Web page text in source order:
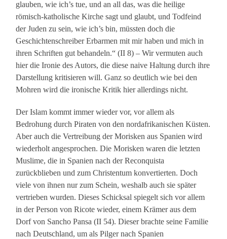
glauben, wie ich’s tue, und an all das, was die heilige
römisch-katholische Kirche sagt und glaubt, und Todfeind
der Juden zu sein, wie ich’s bin, müssten doch die
Geschichtenschreiber Erbarmen mit mir haben und mich in
ihren Schriften gut behandeln.“ (II 8) – Wir vermuten auch
hier die Ironie des Autors, die diese naive Haltung durch ihre
Darstellung kritisieren will. Ganz so deutlich wie bei den
Mohren wird die ironische Kritik hier allerdings nicht.
Der Islam kommt immer wieder vor, vor allem als
Bedrohung durch Piraten von den nordafrikanischen Küsten.
Aber auch die Vertreibung der Morisken aus Spanien wird
wiederholt angesprochen. Die Morisken waren die letzten
Muslime, die in Spanien nach der Reconquista
zurückblieben und zum Christentum konvertierten. Doch
viele von ihnen nur zum Schein, weshalb auch sie später
vertrieben wurden. Dieses Schicksal spiegelt sich vor allem
in der Person von Ricote wieder, einem Krämer aus dem
Dorf von Sancho Pansa (II 54). Dieser brachte seine Familie
nach Deutschland, um als Pilger nach Spanien